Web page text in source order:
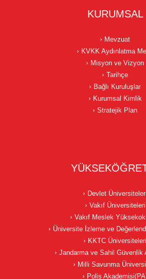
KURUMSAL
Mevzuat
KVKK Aydınlatma
Misyon ve Vizyon
Tarihçe
Bağlı Kuruluşlar
Kurumsal Kimlik
Stratejik Plan
Devlet Üniversiteleri
Vakıf Üniversiteleri
Vakıf Meslek
Üniversite İzleme ve
KKTC Üniversiteleri
Jandarma ve Sahil Güvenlik
Milli Savunma
Polis